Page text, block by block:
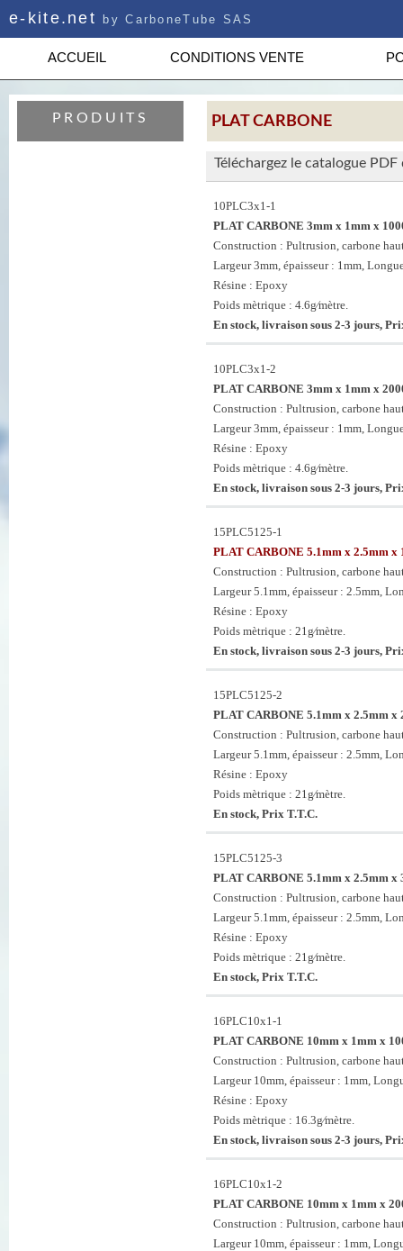
e-kite.net by CarboneTube SAS
ACCUEIL CONDITIONS VENTE
PRODUITS PLAT CARBONE
Téléchargez le catalogue PDF
10PLC3x1-1
PLAT CARBONE 3mm x 1mm x
Construction : Pultrusion, carbone
Largeur 3mm, épaisseur : 1mm,
Résine : Epoxy
Poids mètrique : 4.6g⁄mètre.
En stock, livraison sous 2-3 jours,
10PLC3x1-2
PLAT CARBONE 3mm x 1mm x
Construction : Pultrusion, carbone
Largeur 3mm, épaisseur : 1mm,
Résine : Epoxy
Poids mètrique : 4.6g⁄mètre.
En stock, livraison sous 2-3 jours,
15PLC5125-1
PLAT CARBONE 5.1mm x 2.5mm x
Construction : Pultrusion, carbone
Largeur 5.1mm, épaisseur : 2.5mm,
Résine : Epoxy
Poids mètrique : 21g⁄mètre.
En stock, livraison sous 2-3 jours,
15PLC5125-2
PLAT CARBONE 5.1mm x 2.5mm x
Construction : Pultrusion, carbone
Largeur 5.1mm, épaisseur : 2.5mm,
Résine : Epoxy
Poids mètrique : 21g⁄mètre.
En stock, Prix T.T.C.
15PLC5125-3
PLAT CARBONE 5.1mm x 2.5mm x
Construction : Pultrusion, carbone
Largeur 5.1mm, épaisseur : 2.5mm,
Résine : Epoxy
Poids mètrique : 21g⁄mètre.
En stock, Prix T.T.C.
16PLC10x1-1
PLAT CARBONE 10mm x 1mm x
Construction : Pultrusion, carbone
Largeur 10mm, épaisseur : 1mm,
Résine : Epoxy
Poids mètrique : 16.3g⁄mètre.
En stock, livraison sous 2-3 jours,
16PLC10x1-2
PLAT CARBONE 10mm x 1mm x
Construction : Pultrusion, carbone
Largeur 10mm, épaisseur : 1mm,